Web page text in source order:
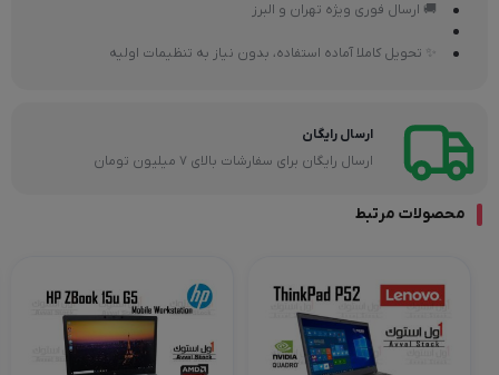
🚚 ارسال فوری ویژه تهران و البرز
✨ تحویل کاملا آماده استفاده، بدون نیاز به تنظیمات اولیه
ارسال رایگان
ارسال رایگان برای سفارشات بالای 7 میلیون تومان
محصولات مرتبط